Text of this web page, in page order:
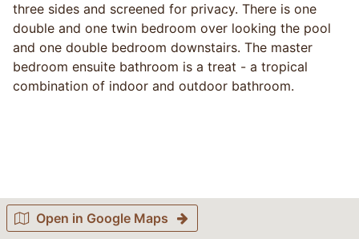
three sides and screened for privacy. There is one
double and one twin bedroom over looking the pool
and one double bedroom downstairs. The master
bedroom ensuite bathroom is a treat - a tropical
combination of indoor and outdoor bathroom.
Open in Google Maps